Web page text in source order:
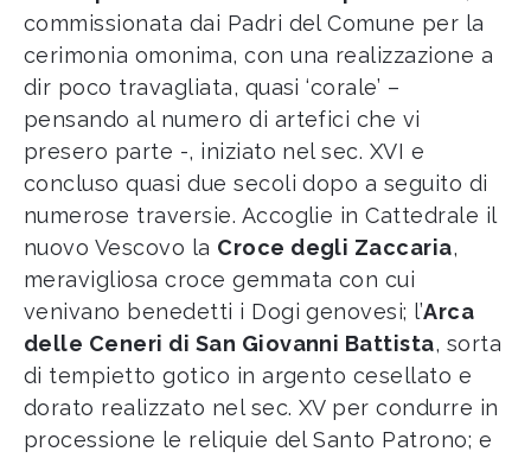
commissionata dai Padri del Comune per la
cerimonia omonima, con una realizzazione a
dir poco travagliata, quasi ‘corale’ –
pensando al numero di artefici che vi
presero parte -, iniziato nel sec. XVI e
concluso quasi due secoli dopo a seguito di
numerose traversie. Accoglie in Cattedrale il
nuovo Vescovo la Croce degli Zaccaria,
meravigliosa croce gemmata con cui
venivano benedetti i Dogi genovesi; l’Arca
delle Ceneri di San Giovanni Battista, sorta
di tempietto gotico in argento cesellato e
dorato realizzato nel sec. XV per condurre in
processione le reliquie del Santo Patrono; e